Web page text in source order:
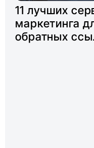
11 лучших
маркетинга
обратных